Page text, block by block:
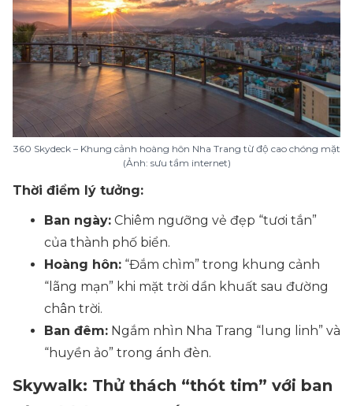
360 Skydeck – Khung cảnh hoàng hôn Nha Trang từ độ cao chóng mặt
(Ảnh: sưu tầm internet)
Thời điểm lý tưởng:
Ban ngày: Chiêm ngưỡng vẻ đẹp “tươi tắn”
của thành phố biển.
Hoàng hôn: “Đắm chìm” trong khung cảnh
“lãng mạn” khi mặt trời dần khuất sau đường
chân trời.
Ban đêm: Ngắm nhìn Nha Trang “lung linh” và
“huyền ảo” trong ánh đèn.
Skywalk: Thử thách “thót tim” với ban